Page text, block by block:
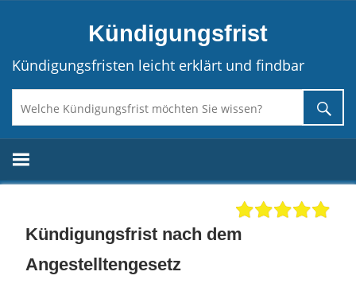
Kündigungsfrist
Kündigungsfristen leicht erklärt und findbar
Kündigungsfrist nach dem
Angestelltengesetz